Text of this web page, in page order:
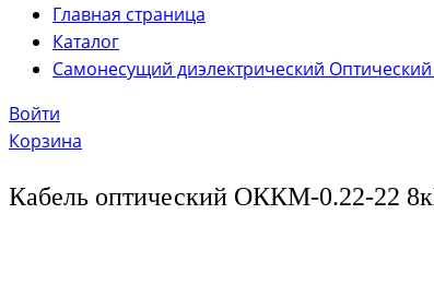
Главная страница
Каталог
Самонесущий диэлектрический
Войти
Корзина
Кабель оптический ОККМ-0.22-22